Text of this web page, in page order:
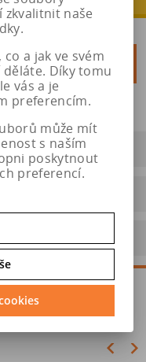
Do košíku
zkvalitnit naše
a jak ve svém
Díky tomu
vás a je
preferencím.
může mít
s naším
poskytnout
preferencí.